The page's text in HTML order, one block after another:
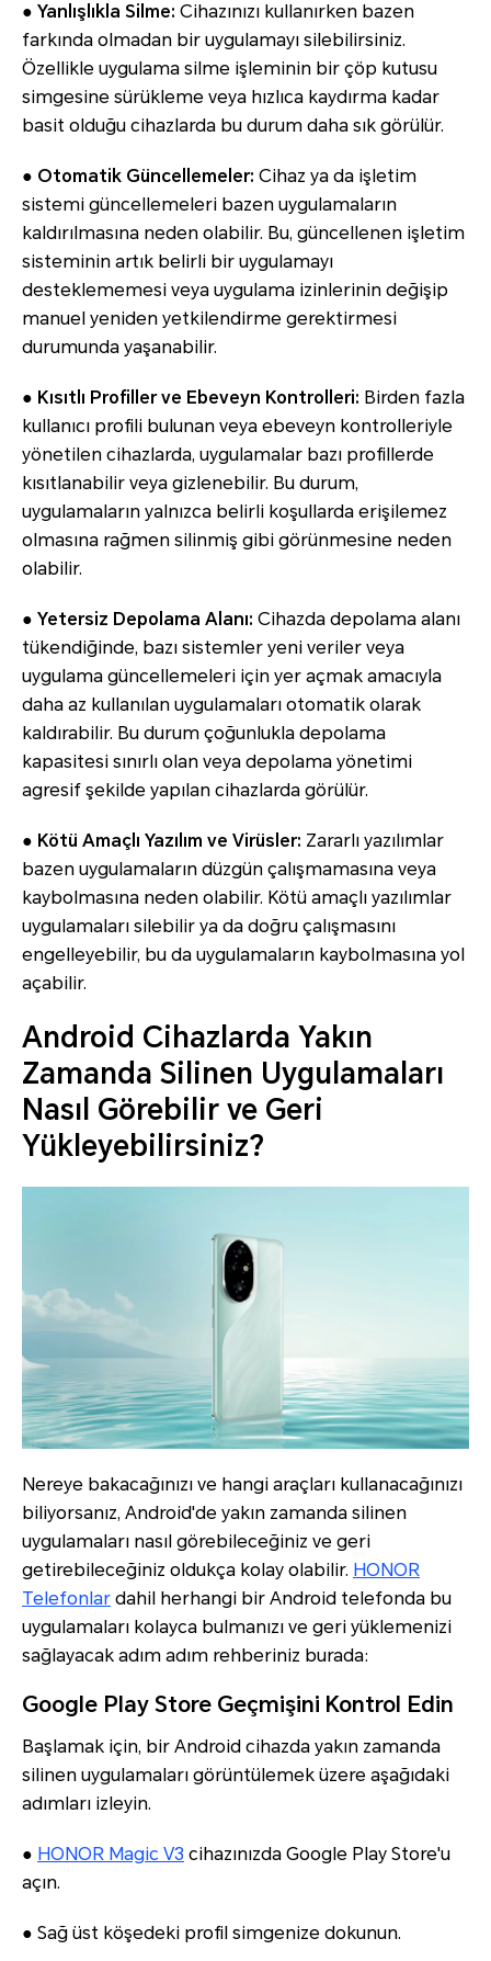
● Yanlışlıkla Silme: Cihazınızı kullanırken bazen
farkında olmadan bir uygulamayı silebilirsiniz.
Özellikle uygulama silme işleminin bir çöp kutusu
simgesine sürükleme veya hızlıca kaydırma kadar
basit olduğu cihazlarda bu durum daha sık görülür.
● Otomatik Güncellemeler: Cihaz ya da işletim
sistemi güncellemeleri bazen uygulamaların
kaldırılmasına neden olabilir. Bu, güncellenen işletim
sisteminin artık belirli bir uygulamayı
desteklememesi veya uygulama izinlerinin değişip
manuel yeniden yetkilendirme gerektirmesi
durumunda yaşanabilir.
● Kısıtlı Profiller ve Ebeveyn Kontrolleri: Birden fazla
kullanıcı profili bulunan veya ebeveyn kontrolleriyle
yönetilen cihazlarda, uygulamalar bazı profillerde
kısıtlanabilir veya gizlenebilir. Bu durum,
uygulamaların yalnızca belirli koşullarda erişilemez
olmasına rağmen silinmiş gibi görünmesine neden
olabilir.
● Yetersiz Depolama Alanı: Cihazda depolama alanı
tükendiğinde, bazı sistemler yeni veriler veya
uygulama güncellemeleri için yer açmak amacıyla
daha az kullanılan uygulamaları otomatik olarak
kaldırabilir. Bu durum çoğunlukla depolama
kapasitesi sınırlı olan veya depolama yönetimi
agresif şekilde yapılan cihazlarda görülür.
● Kötü Amaçlı Yazılım ve Virüsler: Zararlı yazılımlar
bazen uygulamaların düzgün çalışmamasına veya
kaybolmasına neden olabilir. Kötü amaçlı yazılımlar
uygulamaları silebilir ya da doğru çalışmasını
engelleyebilir, bu da uygulamaların kaybolmasına yol
açabilir.
Android Cihazlarda Yakın
Zamanda Silinen Uygulamaları
Nasıl Görebilir ve Geri
Yükleyebilirsiniz?
Nereye bakacağınızı ve hangi araçları kullanacağınızı
biliyorsanız, Android'de yakın zamanda silinen
uygulamaları nasıl görebileceğiniz ve geri
getirebileceğiniz oldukça kolay olabilir. HONOR
Telefonlar dahil herhangi bir Android telefonda bu
uygulamaları kolayca bulmanızı ve geri yüklemenizi
sağlayacak adım adım rehberiniz burada:
Google Play Store Geçmişini Kontrol Edin
Başlamak için, bir Android cihazda yakın zamanda
silinen uygulamaları görüntülemek üzere aşağıdaki
adımları izleyin.
● HONOR Magic V3 cihazınızda Google Play Store'u
açın.
● Sağ üst köşedeki profil simgenize dokunun.